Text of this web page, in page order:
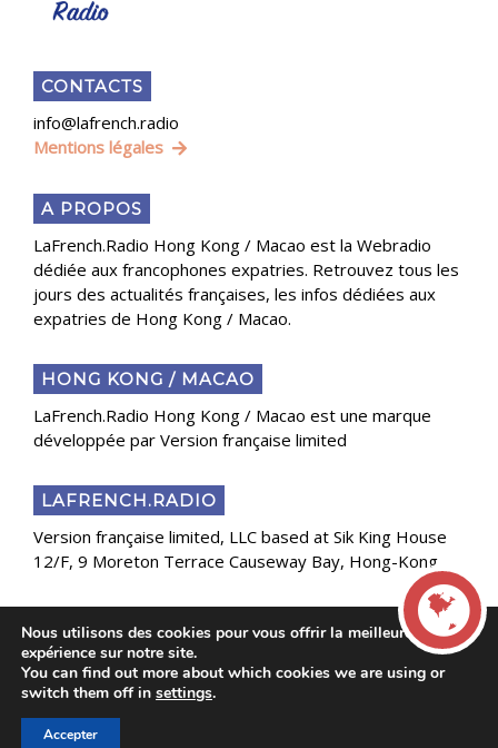
CONTACTS
info@lafrench.radio
Mentions légales
A PROPOS
LaFrench.Radio Hong Kong / Macao est la Webradio
dédiée aux francophones expatries. Retrouvez tous les
jours des actualités françaises, les infos dédiées aux
expatries de Hong Kong / Macao.
HONG KONG / MACAO
LaFrench.Radio Hong Kong / Macao est une marque
développée par Version française limited
LAFRENCH.RADIO
Version française limited, LLC based at Sik King House
12/F, 9 Moreton Terrace Causeway Bay, Hong-Kong
Copyright 2025 Presse Généraliste des Français de
l’Étranger
LIVE
Nous utilisons des cookies pour vous offrir la meilleure
expérience sur notre site.
You can find out more about which cookies we are using or
switch them off in settings.
Accepter